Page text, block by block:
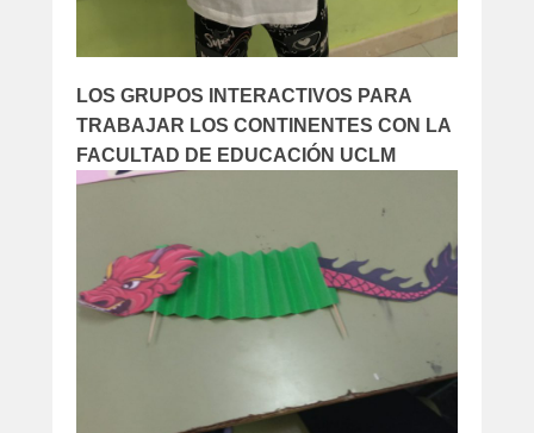
LOS GRUPOS INTERACTIVOS PARA
TRABAJAR LOS CONTINENTES CON LA
FACULTAD DE EDUCACIÓN UCLM